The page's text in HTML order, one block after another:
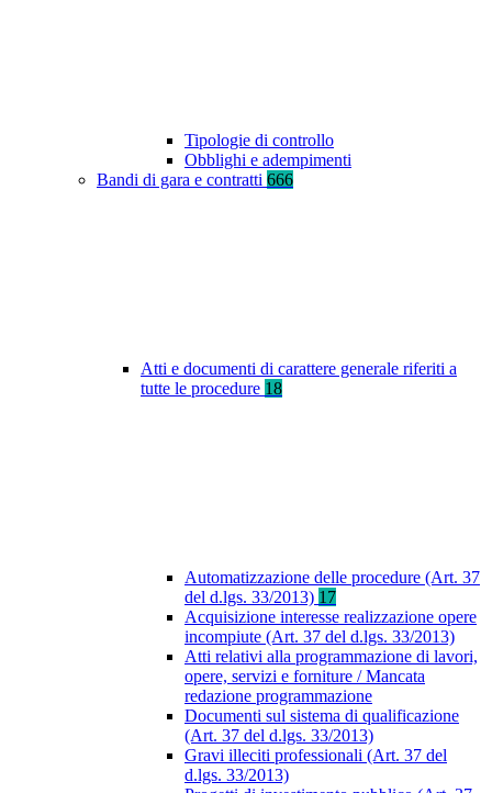
Tipologie di controllo
Obblighi e adempimenti
Bandi di gara e contratti 666
Atti e documenti di carattere generale riferiti a
tutte le procedure 18
Automatizzazione delle procedure (Art. 37
del d.lgs. 33/2013) 17
Acquisizione interesse realizzazione opere
incompiute (Art. 37 del d.lgs. 33/2013)
Atti relativi alla programmazione di lavori,
opere, servizi e forniture / Mancata
redazione programmazione
Documenti sul sistema di qualificazione
(Art. 37 del d.lgs. 33/2013)
Gravi illeciti professionali (Art. 37 del
d.lgs. 33/2013)